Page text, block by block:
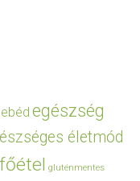
ebéd egészség
életmód
főétel gluténmentes